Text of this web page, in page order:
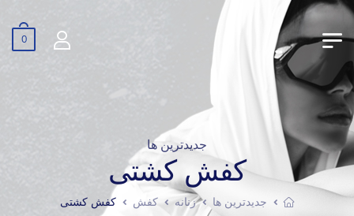
0
جدیدترین ها
کفش کشتی
جدیدترین ها زنانه کفش کفش کشتی